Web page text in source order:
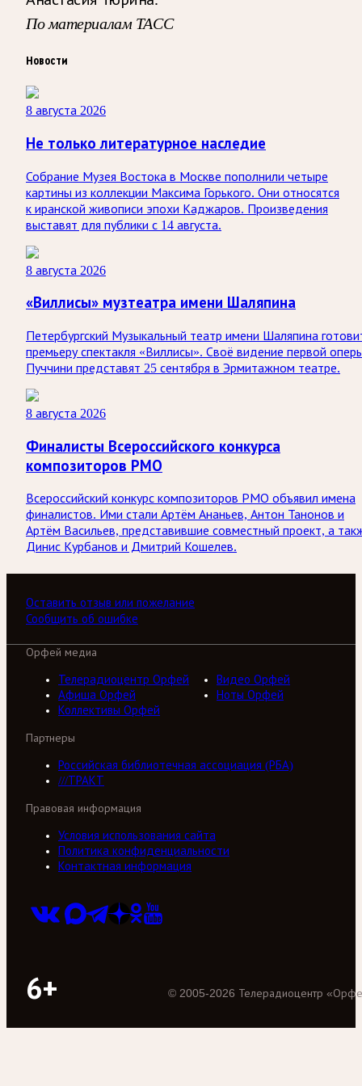
По материалам ТАСС
Новости
8 августа 2026
Не только литературное наследие
Собрание Музея Востока в Москве пополнили четыре
картины из коллекции Максима Горького. Они относятся
к иранской живописи эпохи Каджаров. Произведения
выставят для публики с 14 августа.
8 августа 2026
«Виллисы» музтеатра имени Шаляпина
Петербургский Музыкальный театр имени Шаляпина
премьеру спектакля «Виллисы». Своё видение первой
Пуччини представят 25 сентября в Эрмитажном театре.
8 августа 2026
Финалисты Всероссийского конкурса
композиторов РМО
Всероссийский конкурс композиторов РМО объявил имена
финалистов. Ими стали Артём Ананьев, Антон Танонов и
Артём Васильев, представившие совместный проект, а
Динис Курбанов и Дмитрий Кошелев.
Оставить отзыв или пожелание
Сообщить об ошибке
Орфей медиа
Телерадиоцентр Орфей
Видео Орфей
Афиша Орфей
Ноты Орфей
Коллективы Орфей
Партнеры
Российская библиотечная ассоциация (РБА)
///ТРАКТ
Правовая информация
Условия использования сайта
Политика конфиденциальности
Контактная информация
6+ © 2005-2026 Телерадиоцентр